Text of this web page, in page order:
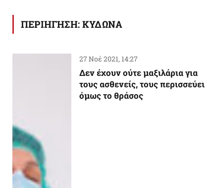
ΠΕΡΙΗΓΗΣΗ:ΚΥΔΩΝΑ
27 Νοέ 2021, 14:27
Δεν έχουν ούτε μαξιλάρια για
τους ασθενείς, τους περισσεύει
όμως το θράσος